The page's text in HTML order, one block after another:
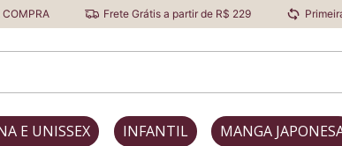
Frete Grátis a partir de R$ 229 Primeira Troca Grátis
E UNISSEX INFANTIL MANGA